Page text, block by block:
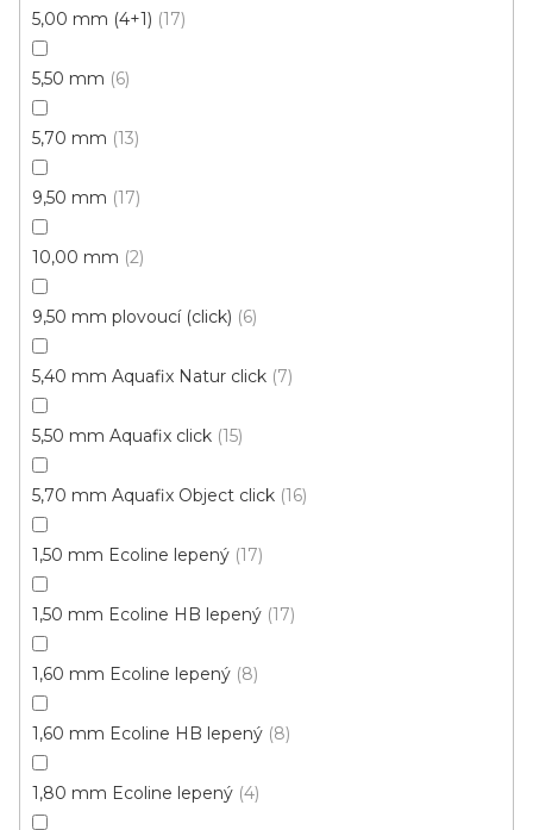
5,00 mm (4+1) 17
5,50 mm 6
5,70 mm 13
9,50 mm 17
10,00 mm 2
9,50 mm plovoucí (click) 6
5,40 mm Aquafix Natur click 7
5,50 mm Aquafix click 15
5,70 mm Aquafix Object click 16
1,50 mm Ecoline lepený 17
1,50 mm Ecoline HB lepený 17
1,60 mm Ecoline lepený 8
1,60 mm Ecoline HB lepený 8
1,80 mm Ecoline lepený 4
Vinylová podlaha PALLADIUM 40 French Oak
Light
Doprodej
od398 Kč
599 Kč
Click (plovoucí)